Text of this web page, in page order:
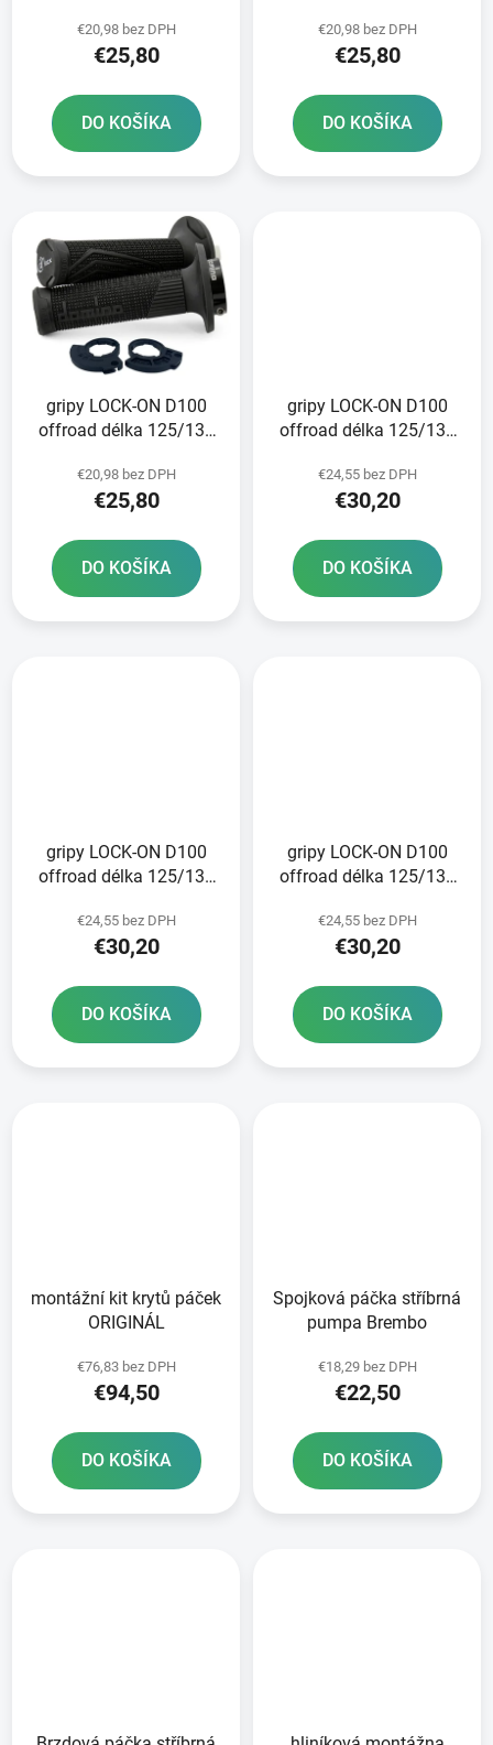
šedé
€20,98 bez DPH
€25,80
DO KOŠÍKA
růžov
€20,98 bez DPH
€25,80
DO KOŠÍKA
gripy LOCK-ON D100
offroad délka 125/130
černé
€20,98 bez DPH
€25,80
DO KOŠÍKA
gripy LOCK-ON D100
offroad délka 125/130
černo-šedé
€24,55 bez DPH
€30,20
DO KOŠÍKA
gripy LOCK-ON D100
offroad délka 125/130
černo-oranžové
€24,55 bez DPH
€30,20
DO KOŠÍKA
gripy LOCK-ON D100
offroad délka 125/130
černo-červené
€24,55 bez DPH
€30,20
DO KOŠÍKA
montážní kit krytů páček
ORIGINÁL
€76,83 bez DPH
€94,50
DO KOŠÍKA
Spojková páčka stříbrná
pumpa Brembo
€18,29 bez DPH
€22,50
DO KOŠÍKA